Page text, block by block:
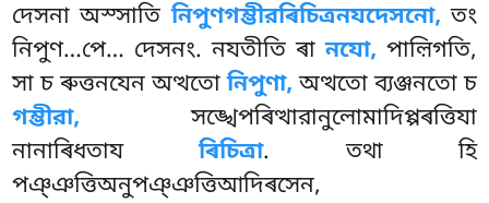
দেসনা অস্সাতিনিপুণগম্ভীরৰিচিত্রনযদেসনো, তং
নিপুণ…পে… দেসনং. নযতীতি ৰানযো, পাল়িগতি,
সা চ ৰুত্তনযেন অত্থতোনিপুণা, অত্থতো ব্যঞ্জনতো চ
গম্ভীরা, সঙ্খেপৰিত্থারানুলোমাদিপ্পৰত্তিযা
নানাৰিধতাযৰিচিত্রা. তথা হি
পঞ্ঞত্তিঅনুপঞ্ঞত্তিআদিৰসেন,